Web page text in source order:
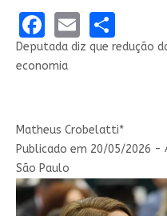
Facebook
EmailShare
Deputada diz que redução
economia
Matheus Crobelatti*
Publicado em 20/05/2026 -
São Paulo